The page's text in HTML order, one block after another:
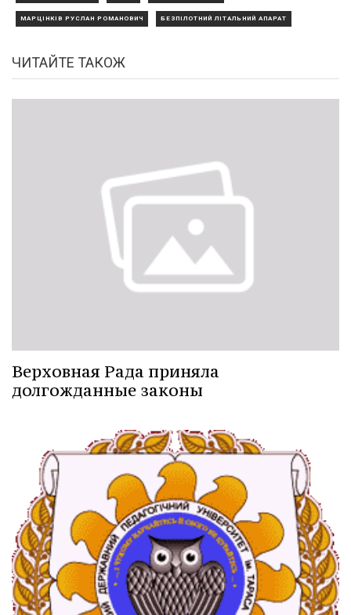
МАРЦІНКІВ РУСЛАН РОМАНОВИЧ БЕЗПІЛОТНИЙ ЛІТАЛЬНИЙ АПАРАТ
ЧИТАЙТЕ ТАКОЖ
Верховная Рада приняла
долгожданные законы